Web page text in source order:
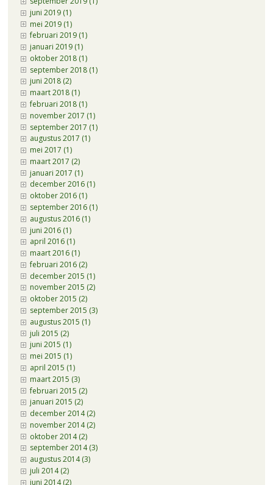
juni 2019 (1)
mei 2019 (1)
februari 2019 (1)
januari 2019 (1)
oktober 2018 (1)
september 2018 (1)
juni 2018 (2)
maart 2018 (1)
februari 2018 (1)
november 2017 (1)
september 2017 (1)
augustus 2017 (1)
mei 2017 (1)
maart 2017 (2)
januari 2017 (1)
december 2016 (1)
oktober 2016 (1)
september 2016 (1)
augustus 2016 (1)
juni 2016 (1)
april 2016 (1)
maart 2016 (1)
februari 2016 (2)
december 2015 (1)
november 2015 (2)
oktober 2015 (2)
september 2015 (3)
augustus 2015 (1)
juli 2015 (2)
juni 2015 (1)
mei 2015 (1)
april 2015 (1)
maart 2015 (3)
februari 2015 (2)
januari 2015 (2)
december 2014 (2)
november 2014 (2)
oktober 2014 (2)
september 2014 (3)
augustus 2014 (3)
juli 2014 (2)
juni 2014 (2)